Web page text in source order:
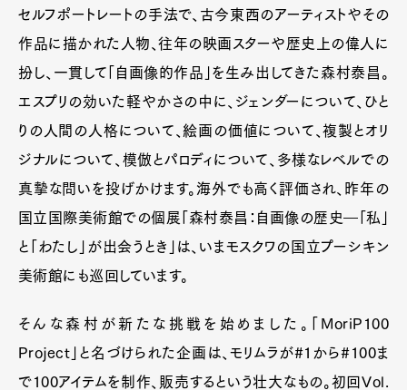
セルフポートレートの手法で、古今東西のアーティストやその
作品に描かれた人物、往年の映画スターや歴史上の偉人に
扮し、一貫して「自画像的作品」を生み出してきた森村泰昌。
エスプリの効いた軽やかさの中に、ジェンダーについて、ひと
りの人間の人格について、絵画の価値について、複製とオリ
ジナルについて、模倣とパロディについて、多様なレベルでの
真摯な問いを投げかけます。海外でも高く評価され、昨年の
国立国際美術館での個展「森村泰昌：自画像の歴史―「私」
と「わたし」が出会うとき」は、いまモスクワの国立プーシキン
美術館にも巡回しています。
そんな森村が新たな挑戦を始めました。「MoriP100
Project」と名づけられた企画は、モリムラが#1から#100ま
で100アイテムを制作、販売するという壮大なもの。初回Vol.